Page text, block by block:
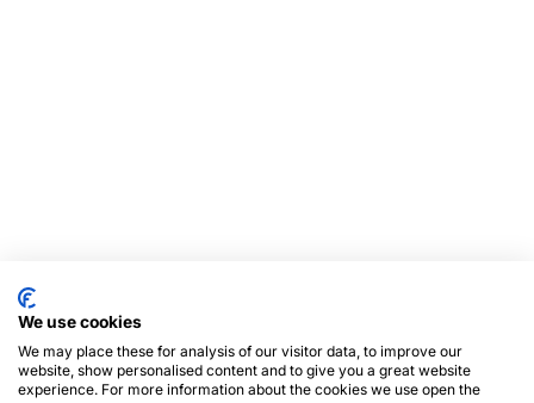
We use cookies
We may place these for analysis of our visitor data, to improve our
website, show personalised content and to give you a great website
experience. For more information about the cookies we use open the